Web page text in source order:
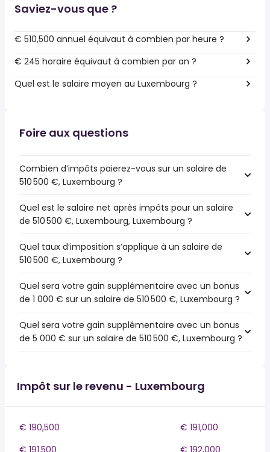
Saviez-vous que ?
€ 510,500 annuel équivaut à combien par heure ?
€ 245 horaire équivaut à combien par an ?
Quel est le salaire moyen au Luxembourg ?
Foire aux questions
Combien d’impôts paierez-vous sur un salaire de
510 500 €, Luxembourg ?
Quel est le salaire net après impôts pour un salaire
de 510 500 €, Luxembourg, Luxembourg ?
Quel taux d’imposition s’applique à un salaire de
510 500 €, Luxembourg ?
Quel sera votre gain supplémentaire avec un bonus
de 1 000 € sur un salaire de 510 500 €, Luxembourg ?
Quel sera votre gain supplémentaire avec un bonus
de 5 000 € sur un salaire de 510 500 €, Luxembourg ?
Impôt sur le revenu - Luxembourg
€ 190,500
€ 191,000
€ 191,500
€ 192,000